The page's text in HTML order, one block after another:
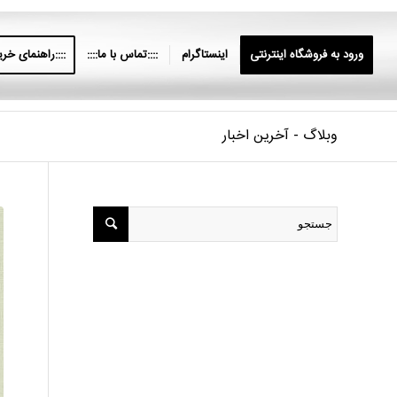
ورود به فروشگاه اینترنتی اینستاگرام ::::تماس با ما:::: ::::راهنمای
وبلاگ - آخرین اخبار